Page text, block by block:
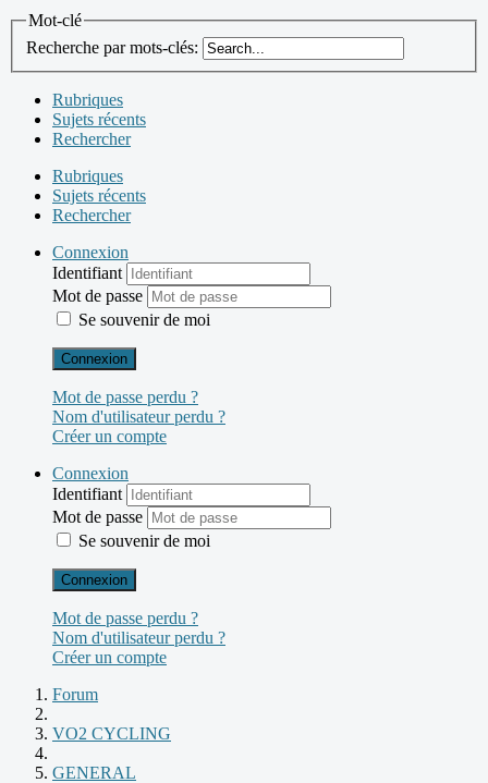
Mot-clé
Recherche par mots-clés:
Rubriques
Sujets récents
Rechercher
Rubriques
Sujets récents
Rechercher
Connexion
Identifiant
Mot de passe
Se souvenir de moi
Connexion
Mot de passe perdu ?
Nom d'utilisateur perdu ?
Créer un compte
Connexion
Identifiant
Mot de passe
Se souvenir de moi
Connexion
Mot de passe perdu ?
Nom d'utilisateur perdu ?
Créer un compte
Forum
VO2 CYCLING
GENERAL